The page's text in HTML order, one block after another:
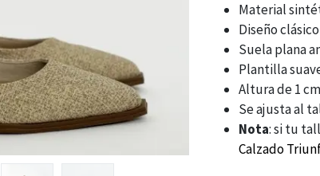
Material
Diseño
Suela plana
Plantilla
Altura de 1
Se ajusta al
Nota: si tu
Calzado